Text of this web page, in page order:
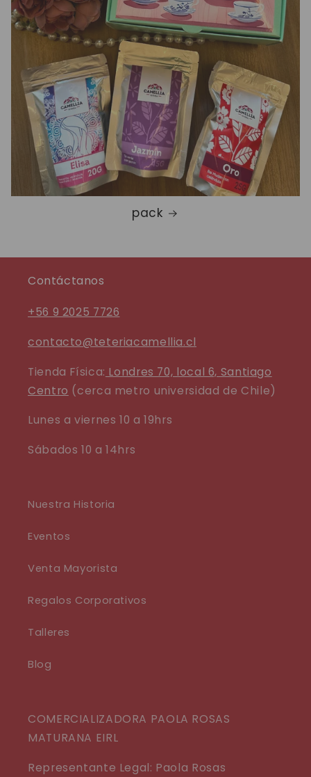
pack
Contáctanos
+56 9 2025 7726
contacto@teteriacamellia.cl
Tienda Física: Londres 70, local 6, Santiago
Centro (cerca metro universidad de Chile)
Lunes a viernes 10 a 19hrs
Sábados 10 a 14hrs
Nuestra Historia
Eventos
Venta Mayorista
Regalos Corporativos
Talleres
Blog
COMERCIALIZADORA PAOLA ROSAS
MATURANA EIRL
Representante Legal: Paola Rosas